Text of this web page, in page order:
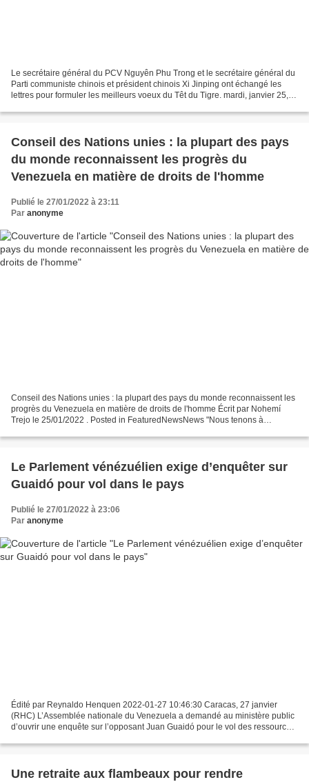
Le secrétaire général du PCV Nguyên Phu Trong et le secrétaire général du
Parti communiste chinois et président chinois Xi Jinping ont échangé les
lettres pour formuler les meilleurs voeux du Têt du Tigre. mardi, janvier 25,
Conseil des Nations unies : la plupart des pays
du monde reconnaissent les progrès du
Venezuela en matière de droits de l'homme
Publié le 27/01/2022 à 23:11
Par anonyme
Conseil des Nations unies : la plupart des pays du monde reconnaissent les
progrès du Venezuela en matière de droits de l'homme Écrit par Nohemí
Trejo le 25/01/2022 . Posted in FeaturedNewsNews "Nous tenons à
Le Parlement vénézuélien exige d’enquêter sur
Guaidó pour vol dans le pays
Publié le 27/01/2022 à 23:06
Par anonyme
Édité par Reynaldo Henquen 2022-01-27 10:46:30 Caracas, 27 janvier
(RHC) L’Assemblée nationale du Venezuela a demandé au ministère public
d’ouvrir une enquête sur l’opposant Juan Guaidó pour le vol des ressources
Une retraite aux flambeaux pour rendre